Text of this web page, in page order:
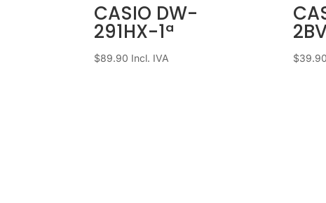
CASIO DW-
291HX-1ª
$89.90 Incl. IVA $39.90